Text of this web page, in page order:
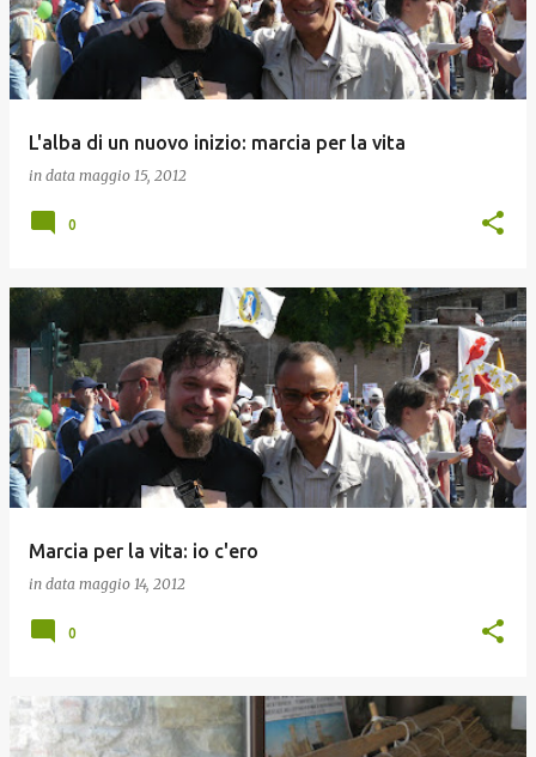
L'alba di un nuovo inizio: marcia per la vita
in data maggio 15, 2012
0
Marcia per la vita: io c'ero
in data maggio 14, 2012
0